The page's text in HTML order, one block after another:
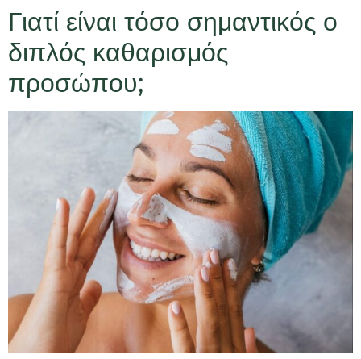
Γιατί είναι τόσο σημαντικός ο
διπλός καθαρισμός
προσώπου;